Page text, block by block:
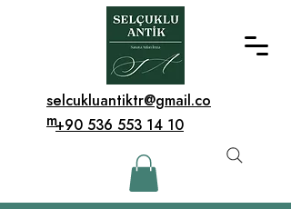
+90 536 553 14 10
selcukluantiktr@gmail.co
m